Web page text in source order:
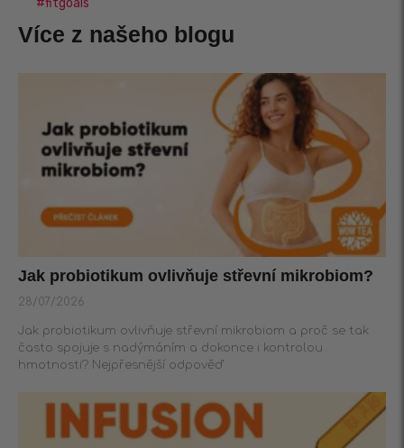
Více z našeho blogu
Jak probiotikum ovlivňuje střevní mikrobiom?
28/07/2026
Jak probiotikum ovlivňuje střevní mikrobiom a proč se tak
často spojuje s nadýmáním a dokonce i kontrolou
hmotnosti? Nejpřesnější odpověď